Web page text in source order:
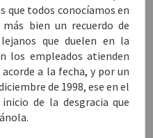
que todos conocíamos en
bien un recuerdo de
que duelen en la
los empleados atienden
a la fecha, y por un
de 1998, ese en el
de la desgracia que